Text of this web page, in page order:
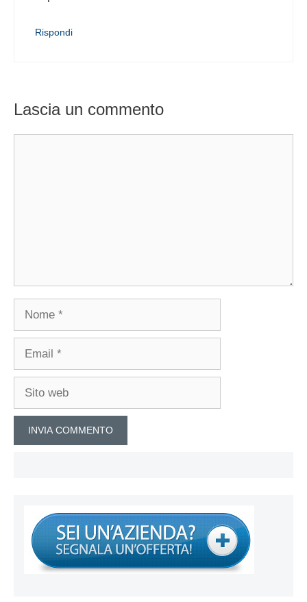
Rispondi
Lascia un commento
Nome
Email
Sito